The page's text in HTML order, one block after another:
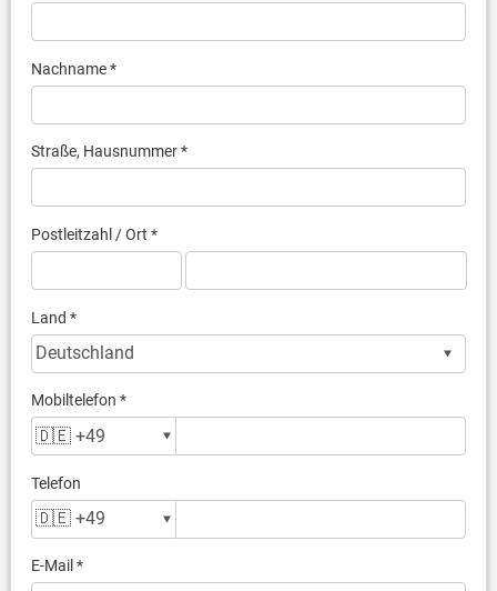
Nachname *
Straße, Hausnummer *
Postleitzahl / Ort *
Land *
Mobiltelefon *
Telefon
E-Mail *